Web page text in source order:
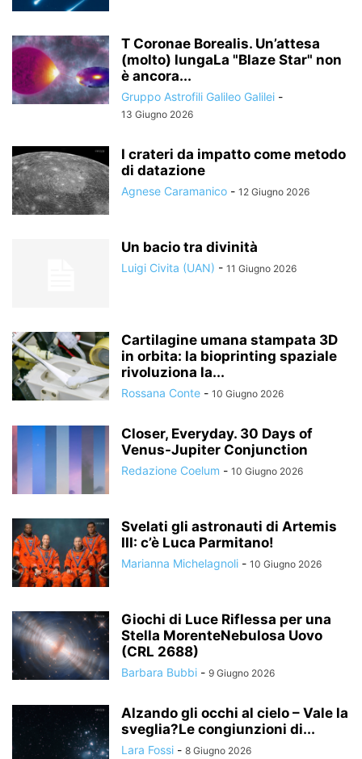
T Coronae Borealis. Un’attesa
(molto) lungaLa "Blaze Star" non
è ancora...
Gruppo Astrofili Galileo Galilei -
13 Giugno 2026
I crateri da impatto come metodo
di datazione
Agnese Caramanico - 12 Giugno 2026
Un bacio tra divinità
Luigi Civita (UAN) - 11 Giugno 2026
Cartilagine umana stampata 3D
in orbita: la bioprinting spaziale
rivoluziona la...
Rossana Conte - 10 Giugno 2026
Closer, Everyday. 30 Days of
Venus-Jupiter Conjunction
Redazione Coelum - 10 Giugno 2026
Svelati gli astronauti di Artemis
III: c’è Luca Parmitano!
Marianna Michelagnoli - 10 Giugno 2026
Giochi di Luce Riflessa per una
Stella MorenteNebulosa Uovo
(CRL 2688)
Barbara Bubbi - 9 Giugno 2026
Alzando gli occhi al cielo – Vale la
sveglia?Le congiunzioni di...
Lara Fossi - 8 Giugno 2026